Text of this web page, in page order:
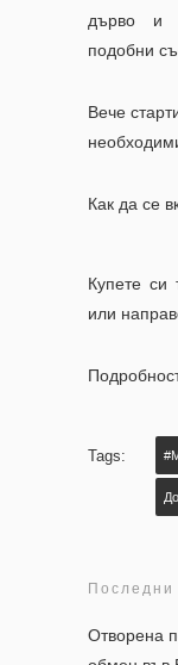
дърво и
подобни
Вече
Как да се
Купете си
или
Tags:
Последни
Отворена